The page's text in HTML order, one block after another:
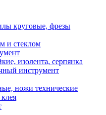
круговые, фрезы
и стеклом
изолента, серпянка
инструмент
ножи технические